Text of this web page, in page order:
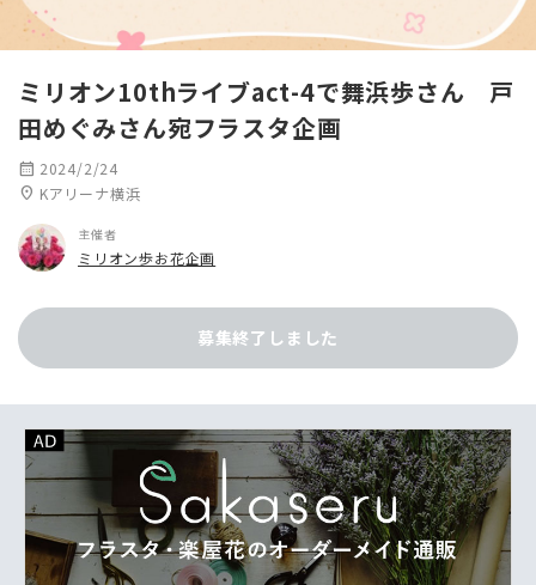
ミリオン10thライブact-4で舞浜歩さん 戸
田めぐみさん宛フラスタ企画
calendar_month 2024/2/24
location_on Kアリーナ横浜
主催者
ミリオン歩お花企画
募集終了しました